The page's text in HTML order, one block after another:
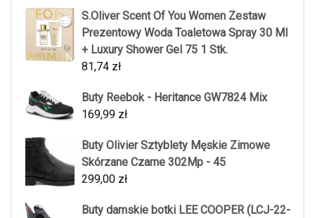
S.Oliver Scent Of You Women Zestaw
Prezentowy Woda Toaletowa Spray 30 Ml
+ Luxury Shower Gel 75 1 Stk.
81,74 zł
Buty Reebok - Heritance GW7824 Mix
169,99 zł
Buty Olivier Sztyblety Męskie Zimowe
Skórzane Czarne 302Mp - 45
299,00 zł
Buty damskie botki LEE COOPER (LCJ-22-